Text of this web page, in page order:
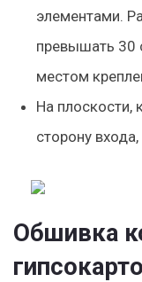
элементами.
превышать 30
местом
На плоскости,
сторону
Обшивка